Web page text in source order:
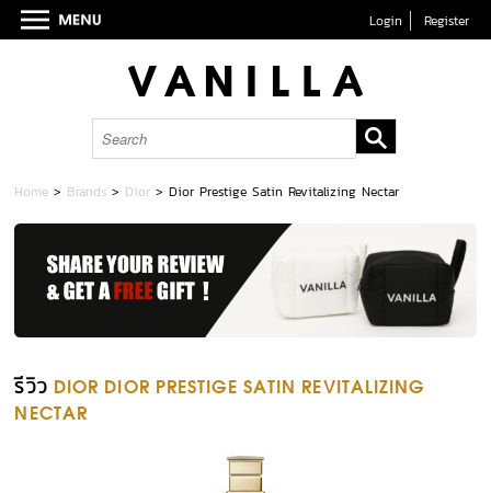
Login Register
Home > Brands > Dior >Dior Prestige Satin Revitalizing Nectar
รีวิว DIOR DIOR PRESTIGE SATIN REVITALIZING
NECTAR